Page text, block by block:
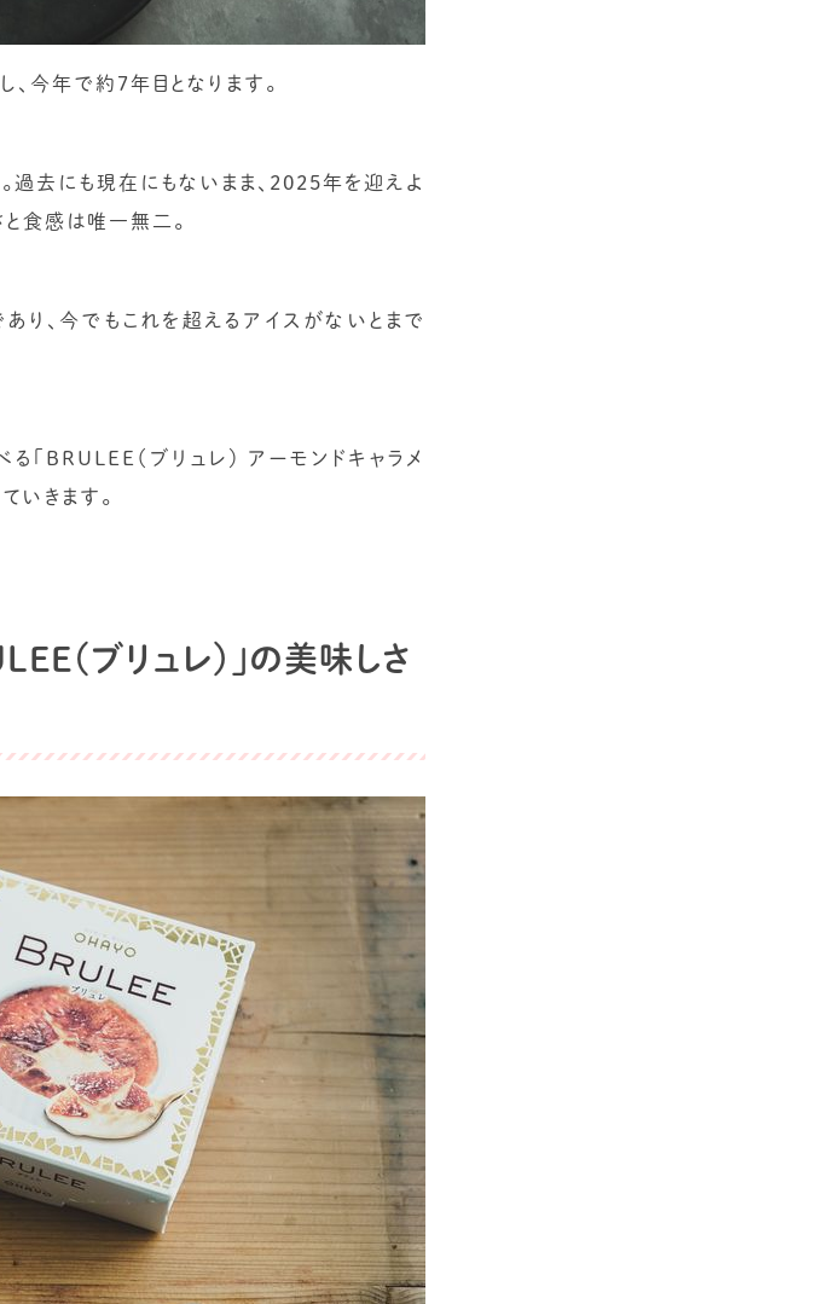
、今年で約7年目となります。
過去にも現在にもないまま、2025年を迎えよ
食感は唯一無二。
り、今でもこれを超えるアイスがないとまで
「BRULEE（ブリュレ） アーモンドキャラメ
いきます。
（ブリュレ）」の美味しさ